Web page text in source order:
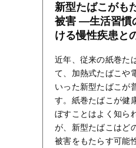
新型たばこがも
被害 ―生活習慣
ける慢性疾患と
近年、従来の紙巻た
て、加熱式たばこや
いった新型たばこが
す。紙巻たばこが健
ぼすことはよく知ら
が、新型たばこはど
被害をもたらす可能